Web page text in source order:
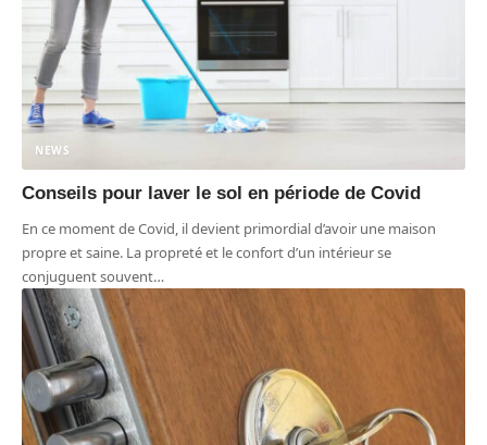
NEWS
Conseils pour laver le sol en période de Covid
En ce moment de Covid, il devient primordial d’avoir une maison
propre et saine. La propreté et le confort d’un intérieur se
conjuguent souvent…